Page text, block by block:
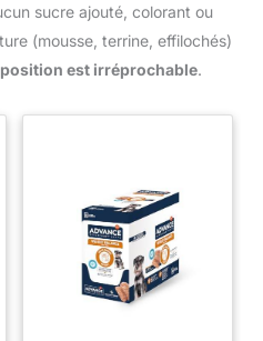
sucre ajouté, colorant ou
(mousse, terrine, effilochés)
est irréprochable.